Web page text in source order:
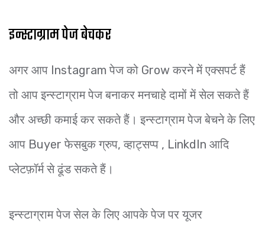
इन्स्टाग्राम पेज बेचकर
अगर आप Instagram पेज को Grow करने में एक्सपर्ट हैं
तो आप इन्स्टाग्राम पेज बनाकर मनचाहे दामों में सेल सकते हैं
और अच्छी कमाई कर सकते हैं। इन्स्टाग्राम पेज बेचने के लिए
आप Buyer फेसबुक ग्रुप, व्हाट्सप्प , LinkdIn आदि
प्लेटफ़ॉर्म से ढूंड सकते हैं।
इन्स्टाग्राम पेज सेल के लिए आपके पेज पर यूजर